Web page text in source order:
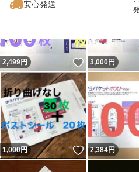
安心発送
2,499円 いいね！
3,000円
1,000円 いいね！
2,384円